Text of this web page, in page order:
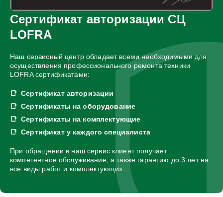
Сертификат авторизации СЦ
LOFRA
Наш сервисный центр обладает всеми необходимыми для
осуществления профессионального ремонта техники
LOFRA сертификатами:
Сертификат авторизации
Сертификаты на оборудование
Сертификаты на комплектующие
Сертификат у каждого специалиста
При обращении в наш сервис клиент получает
компетентное обслуживание, а также гарантию до 3 лет на
все виды работ и комплектующих.